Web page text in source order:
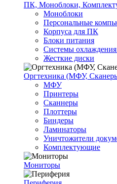
ПК, Моноблоки,
Моноблоки
Персональные
Корпуса для ПК
Блоки питания
Системы
Жесткие диски
Оргтехника (МФУ,
МФУ
Принтеры
Сканнеры
Плоттеры
Биндеры
Ламинаторы
Уничтожители
Комплектующие
Мониторы